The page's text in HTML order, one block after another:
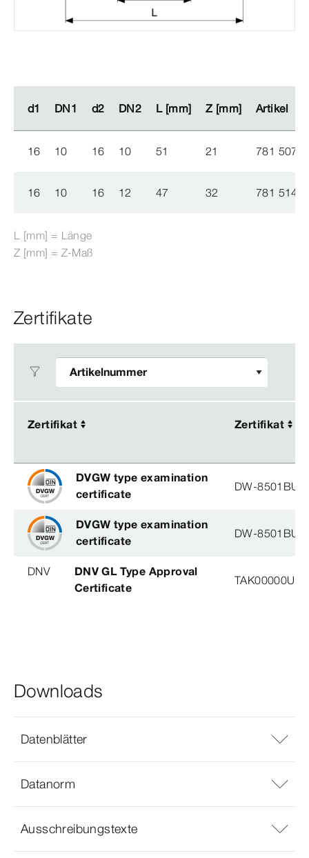
d1 DN1 d2 DN2 L [mm] Z [mm] Artikel
d1 DN1 d2 DN2 L [mm] Z [mm] Artikel
16 10 16 10 51 21 781 507
16 10 16 12 47 32 781 514
L [mm] = Länge
Z [mm] = Z-​Maß
Zertifikate
Zertifikat Zertifikat
Zertifikat Zertifikat
DVGW type examination
certificate
DW-
DVGW type examination
certificate
DW-
DNV
DNV GL Type Approval
Certificate
TAK00000U2,
Downloads
Datenblätter
Datanorm
Ausschreibungstexte